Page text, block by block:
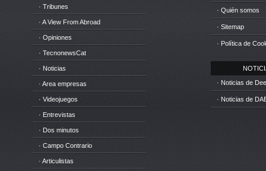
· Tribunes
· A View From Abroad
· Opiniones
· TecnonewsCat
· Noticias
· Area empresas
· Videojuegos
· Entrevistas
· Dos minutos
· Campo Contrario
· Articulistas
· Quién somos
· Sitemap
· Política de
· Noticias de
· Noticias de